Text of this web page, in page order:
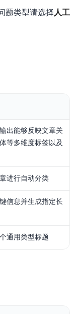
题类型请选择 人工
出能够反映文章关
等多维度标签以及
进行自动分类
信息并生成指定长
通用类型标题